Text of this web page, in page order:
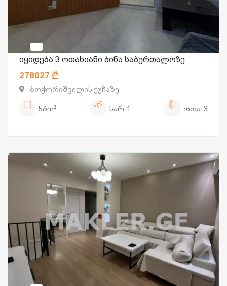
იყიდება 3 ოთახიანი ბინა საბურთალოზე
278027
ბოჭორიშვილის ქუჩაზე
56m²
სარ. 1 ოთა. 3